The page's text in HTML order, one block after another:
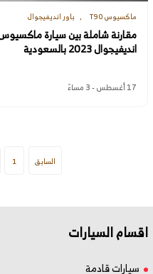
ماكسيوس T90 باور انديفيجوال
انديفيجوال 2023 بالسعودية
17 أغسطس - 3 مساءً
السابق 1
اقسام السيارات
سيارات قادمة